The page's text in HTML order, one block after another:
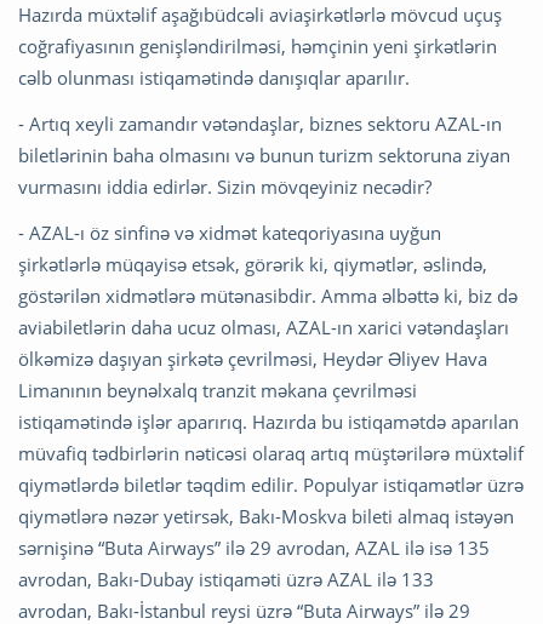
Hazırda müxtəlif aşağıbüdcəli aviaşirkətlərlə mövcud uçuş
coğrafiyasının genişləndirilməsi, həmçinin yeni şirkətlərin
cəlb olunması istiqamətində danışıqlar aparılır.
- Artıq xeyli zamandır vətəndaşlar, biznes sektoru AZAL-ın
biletlərinin baha olmasını və bunun turizm sektoruna ziyan
vurmasını iddia edirlər. Sizin mövqeyiniz necədir?
- AZAL-ı öz sinfinə və xidmət kateqoriyasına uyğun
şirkətlərlə müqayisə etsək, görərik ki, qiymətlər, əslində,
göstərilən xidmətlərə mütənasibdir. Amma əlbəttə ki, biz də
aviabiletlərin daha ucuz olması, AZAL-ın xarici vətəndaşları
ölkəmizə daşıyan şirkətə çevrilməsi, Heydər Əliyev Hava
Limanının beynəlxalq tranzit məkana çevrilməsi
istiqamətində işlər aparırıq. Hazırda bu istiqamətdə aparılan
müvafiq tədbirlərin nəticəsi olaraq artıq müştərilərə müxtəlif
qiymətlərdə biletlər təqdim edilir. Populyar istiqamətlər üzrə
qiymətlərə nəzər yetirsək, Bakı-Moskva bileti almaq istəyən
sərnişinə “Buta Airways” ilə 29 avrodan, AZAL ilə isə 135
avrodan, Bakı-Dubay istiqaməti üzrə AZAL ilə 133
avrodan, Bakı-İstanbul reysi üzrə “Buta Airways” ilə 29